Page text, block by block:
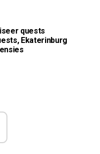
quests
Ekaterinburg